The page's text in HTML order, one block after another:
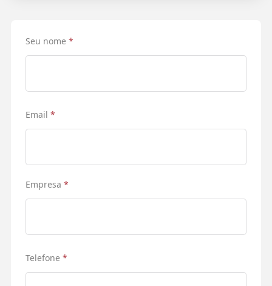
Seu nome *
Email *
Empresa *
Telefone *